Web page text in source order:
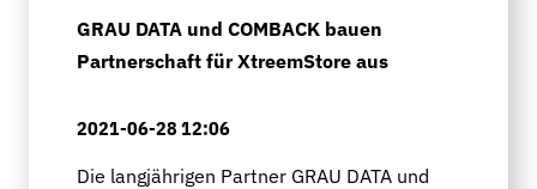
GRAU DATA und COMBACK bauen
Partnerschaft für XtreemStore aus
2021-06-28 12:06
Die langjährigen Partner GRAU DATA und